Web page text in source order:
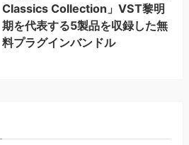
Classics Collection」VST黎明
期を代表する5製品を収録した無
料プラグインバンドル